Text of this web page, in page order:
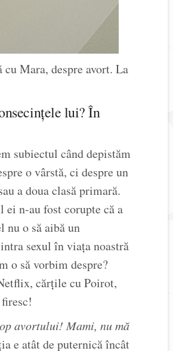
cu Mara, despre avort. La
lui? În
subiectul când depistăm
o vârstă, ci despre un
a doua clasă primară.
n-au fost corupte că a
nu o să aibă un
sexul în viața noastră
o să vorbim despre?
cărțile cu Poirot,
avortului! Mami, nu mă
e atât de puternică încât